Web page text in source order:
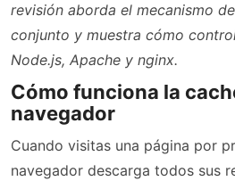
revisión aborda el mecanismo
conjunto y muestra cómo
Node.js, Apache y nginx.
Cómo funciona la
navegador
Cuando visitas una página por
navegador descarga todos sus